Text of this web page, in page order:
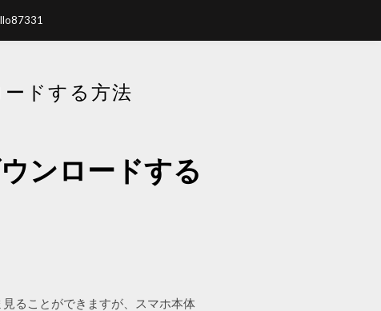
ドする方法
ンロードする
ることができますが、スマホ本体